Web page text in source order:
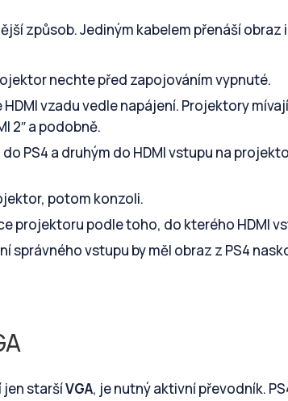
způsob. Jediným kabelem přenáší obraz
nechte před zapojováním vypnuté.
HDMI vzadu vedle napájení. Projektory
2″ a podobně.
PS4 a druhým do HDMI vstupu na
potom konzoli.
projektoru podle toho, do kterého HDMI
správného vstupu by měl obraz z PS4
jen staršíVGA, je nutný aktivní převodník.